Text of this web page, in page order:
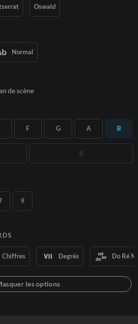
Oswald
Normal
de scène
F G A B
9
Chiffres Degrés Do Ré